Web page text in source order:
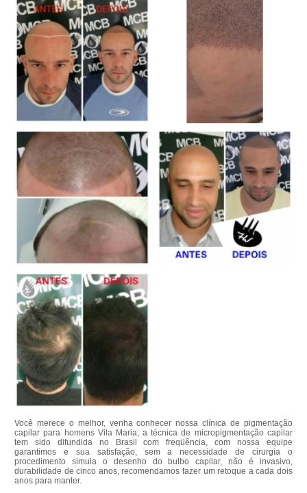
Você merece o melhor, venha conhecer nossa clínica de pigmentação
capilar para homens Vila Maria, a técnica de micropigmentação capilar
tem sido difundida no Brasil com freqüência, com nossa equipe
garantimos e sua satisfação, sem a necessidade de cirurgia o
procedimento simula o desenho do bulbo capilar, não é invasivo,
durabilidade de cinco anos, recomendamos fazer um retoque a cada dois
anos para manter.